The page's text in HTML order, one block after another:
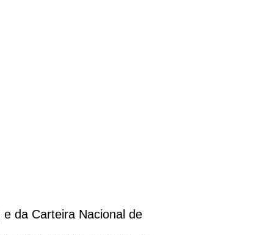
da Carteira Nacional de